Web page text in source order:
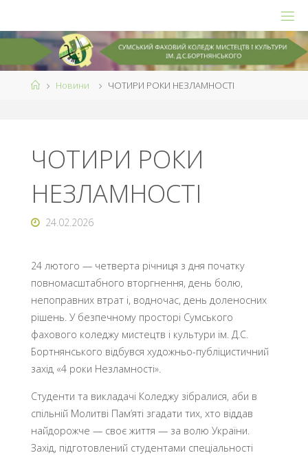
content
HomeНовини ЧОТИРИ РОКИ НЕЗЛАМНОСТІ
ЧОТИРИ РОКИ
НЕЗЛАМНОСТІ
24.02.2026
24 лютого — четверта річниця з дня початку
повномасштабного вторгнення, день болю,
непоправних втрат і, водночас, день доленосних
рішень. У безпечному просторі Сумського
фахового коледжу мистецтв і культури ім. Д.С.
Бортнянського відбувся художньо-публіцистичний
захід «4 роки Незламності».
Студенти та викладачі Коледжу зібралися, аби в
спільній Молитві Пам’яті згадати тих, хто віддав
найдорожче — своє життя — за волю України.
Захід, підготовлений студентами спеціальності